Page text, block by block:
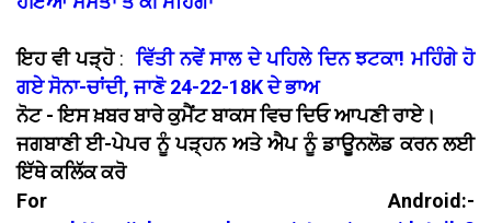
ਇਹ ਵੀ ਪੜ੍ਹੋ:ਵਿੱਤੀ ਨਵੇਂ ਸਾਲ ਦੇ ਪਹਿਲੇ ਦਿਨ ਝਟਕਾ! ਮਹਿੰਗੇ ਹੋ
ਗਏ ਸੋਨਾ-ਚਾਂਦੀ, ਜਾਣੋ 24-22-18K ਦੇ ਭਾਅ
ਨੋਟ - ਇਸ ਖ਼ਬਰ ਬਾਰੇ ਕੁਮੈਂਟ ਬਾਕਸ ਵਿਚ ਦਿਓ ਆਪਣੀ ਰਾਏ।
ਜਗਬਾਣੀ ਈ-ਪੇਪਰ ਨੂੰ ਪੜ੍ਹਨ ਅਤੇ ਐਪ ਨੂੰ ਡਾਊਨਲੋਡ ਕਰਨ ਲਈ
ਇੱਥੇ ਕਲਿੱਕ ਕਰੋ
For Android:-